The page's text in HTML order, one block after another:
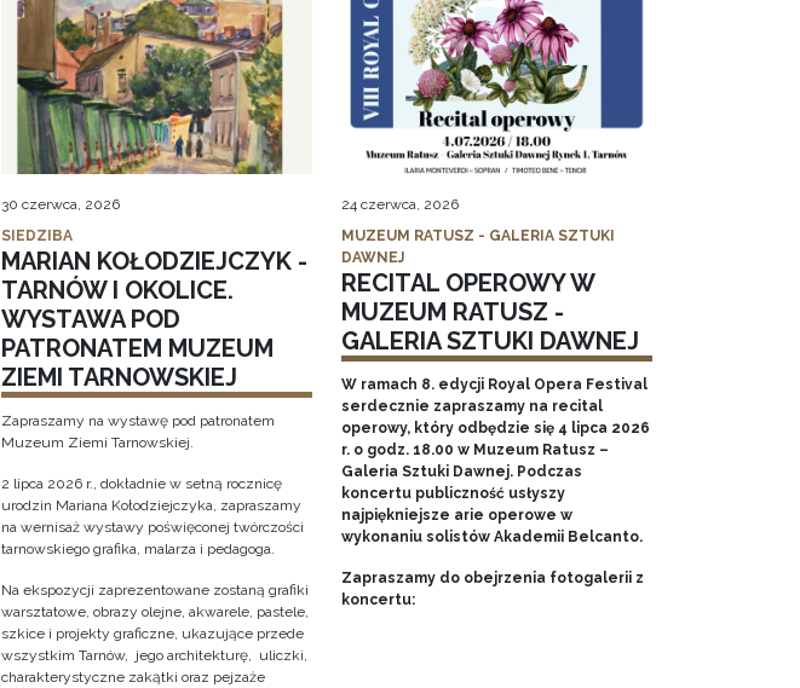
30 czerwca, 2026
SIEDZIBA
MARIAN KOŁODZIEJCZYK -
TARNÓW I OKOLICE.
WYSTAWA POD
PATRONATEM MUZEUM
ZIEMI TARNOWSKIEJ
Zapraszamy na wystawę pod patronatem
Muzeum Ziemi Tarnowskiej.
2 lipca 2026 r., dokładnie w setną rocznicę
urodzin Mariana Kołodziejczyka, zapraszamy
na wernisaż wystawy poświęconej twórczości
tarnowskiego grafika, malarza i pedagoga.
Na ekspozycji zaprezentowane zostaną grafiki
warsztatowe, obrazy olejne, akwarele, pastele,
szkice i projekty graficzne, ukazujące przede
wszystkim Tarnów, jego architekturę, uliczki,
charakterystyczne zakątki oraz pejzaże
24 czerwca, 2026
MUZEUM RATUSZ - GALERIA SZTUKI
DAWNEJ
RECITAL OPEROWY W
MUZEUM RATUSZ -
GALERIA SZTUKI DAWNEJ
W ramach 8. edycji Royal Opera Festival
serdecznie zapraszamy na recital
operowy, który odbędzie się 4 lipca 2026
r. o godz. 18.00 w Muzeum Ratusz –
Galeria Sztuki Dawnej. Podczas
koncertu publiczność usłyszy
najpiękniejsze arie operowe w
wykonaniu solistów Akademii Belcanto.
Zapraszamy do obejrzenia fotogalerii z
koncertu: